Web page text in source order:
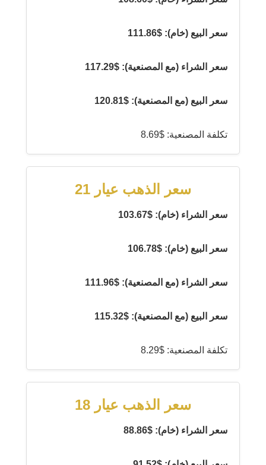
سعر البيع (خام): $111.86
سعر الشراء (مع المصنعية): $117.29
سعر البيع (مع المصنعية): $120.81
تكلفة المصنعية: $8.69
سعر الذهب عيار 21
سعر الشراء (خام): $103.67
سعر البيع (خام): $106.78
سعر الشراء (مع المصنعية): $111.96
سعر البيع (مع المصنعية): $115.32
تكلفة المصنعية: $8.29
سعر الذهب عيار 18
سعر الشراء (خام): $88.86